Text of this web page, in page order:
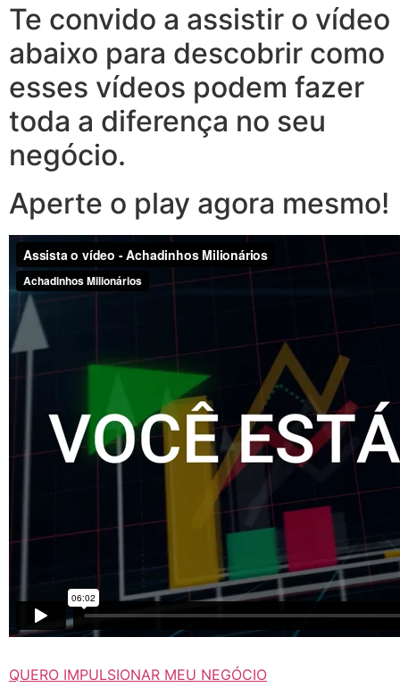
Te convido a assistir o vídeo
abaixo para descobrir como
esses vídeos podem fazer
toda a diferença no seu
negócio.
Aperte o play agora mesmo!
QUERO IMPULSIONAR MEU NEGÓCIO